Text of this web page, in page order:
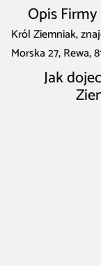
Opis
Król Ziemniak,
Morska 27, Rewa,
Jak